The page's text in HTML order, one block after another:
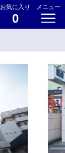
お気に入り
0
メニュー